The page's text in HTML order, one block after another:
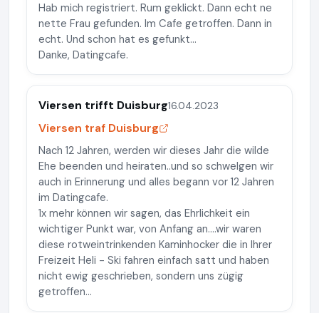
Hab mich registriert. Rum geklickt. Dann echt ne
nette Frau gefunden. Im Cafe getroffen. Dann in
echt. Und schon hat es gefunkt...
Danke, Datingcafe.
Viersen trifft Duisburg16.04.2023
Viersen traf Duisburg
Nach 12 Jahren, werden wir dieses Jahr die wilde
Ehe beenden und heiraten..und so schwelgen wir
auch in Erinnerung und alles begann vor 12 Jahren
im Datingcafe.
1x mehr können wir sagen, das Ehrlichkeit ein
wichtiger Punkt war, von Anfang an....wir waren
diese rotweintrinkenden Kaminhocker die in Ihrer
Freizeit Heli - Ski fahren einfach satt und haben
nicht ewig geschrieben, sondern uns zügig
getroffen...